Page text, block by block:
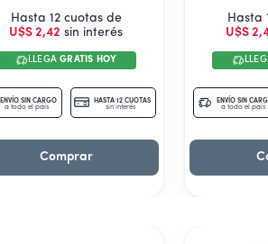
Hasta 12 cuotas de
U$S 2,42 sin interés
LLEGAGRATIS HOY
ENVÍO SIN CARGO
a todo el país
HASTA 12 CUOTAS
sin interés
Comprar
Hasta
U$S 2,
ENVÍO SIN
a todo el país